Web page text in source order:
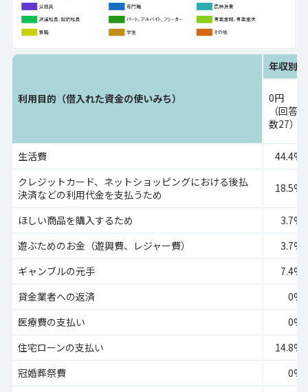
利用目的（借入れた資金の使いみち）
年収別
0円
（回答
数27）
生活費
44.4%
クレジットカード、ネットショッピングにおける後払
決済などの利用代金を支払うため
18.5%
ほしい商品を購入するため
3.7%
遊ぶためのお金（遊興費、レジャー費）
3.7%
ギャンブルの元手
7.4%
貸金業者への返済
0%
医療費の支払い
0%
住宅ローンの支払い
14.8%
冠婚葬祭費
0%